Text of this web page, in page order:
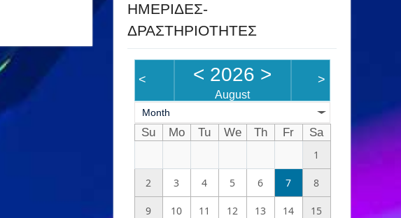
ΗΜΕΡΙΔΕΣ-
ΔΡΑΣΤΗΡΙΟΤΗΤΕΣ
< < 2026 >
August
>
Month
Su Mo Tu We Th Fr
Sa
1
2 3 4 5 6 7 8
9 10 11 12 13 14 15